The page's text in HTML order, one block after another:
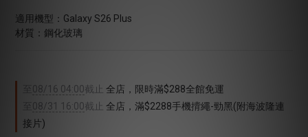
適用機型：Galaxy S26 Plus
材質：鋼化玻璃
08/16 04:00截止
全店，限時滿$288全館免運
08/31 16:00截止
全店，滿$2288手機揹繩-勁黑(附海波隆連
接片)